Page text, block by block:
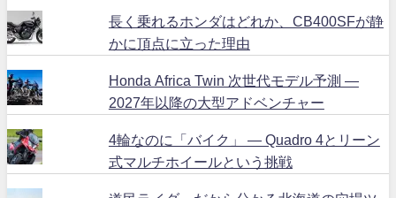
長く乗れるホンダはどれか、CB400SFが静
かに頂点に立った理由
Honda Africa Twin 次世代モデル予測 ―
2027年以降の大型アドベンチャー
4輪なのに「バイク」 ― Quadro 4とリーン
式マルチホイールという挑戦